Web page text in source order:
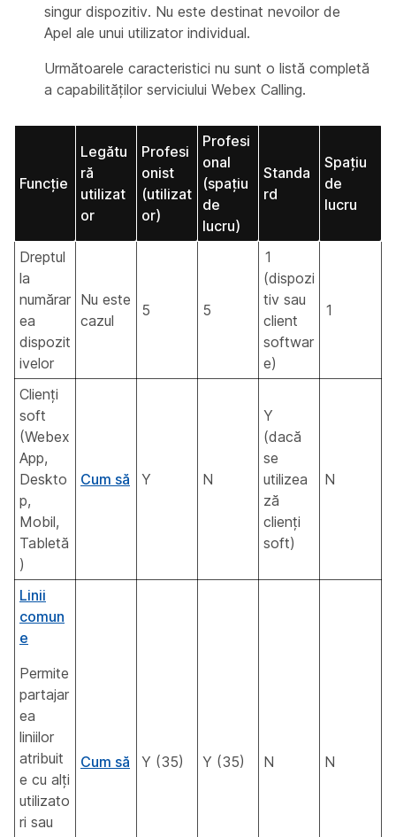
singur dispozitiv. Nu este destinat nevoilor de
Apel ale unui utilizator individual.
Următoarele caracteristici nu sunt o listă completă
a capabilităților serviciului Webex Calling.
Funcție
Legătu
ră
utilizat
or
Profesi
onist
(utilizat
or)
Profesi
onal
(spațiu
de
lucru)
Standa
rd
Spațiu
de
lucru
Dreptul
la
numărar
ea
dispozit
ivelor
Nu este
cazul
5 5
1
(dispozi
tiv sau
client
softwar
e)
1
Clienți
soft
(Webex
App,
Deskto
p,
Mobil,
Tabletă
)
Cum să Y N
Y
(dacă
se
utilizea
ză
clienți
soft)
N
Linii
comun
e
Permite
partajar
ea
liniilor
atribuit
e cu alți
utilizato
ri sau
Cum să Y (35) Y (35) N N